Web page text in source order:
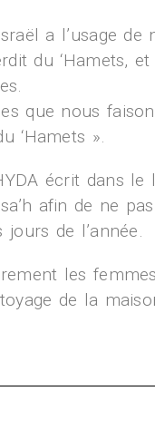
a l’usage
du ‘Hamets,
que nous
‘Hamets ».
écrit dans
afin de ne
de l’année.
les
de la